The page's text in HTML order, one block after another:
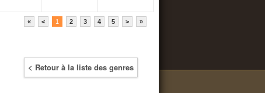
« < 1 2 3 4 5 > »
< Retour à la liste des genres